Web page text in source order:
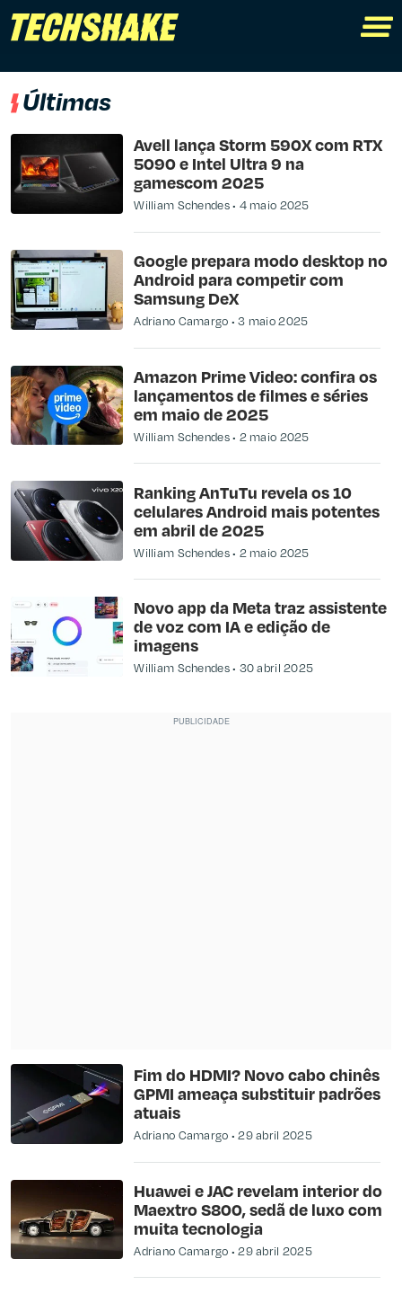
Últimas
Avell lança Storm 590X com RTX
5090 e Intel Ultra 9 na
gamescom 2025
William Schendes 4 maio 2025
Google prepara modo desktop no
Android para competir com
Samsung DeX
Adriano Camargo 3 maio 2025
Amazon Prime Video: confira os
lançamentos de filmes e séries
em maio de 2025
William Schendes 2 maio 2025
Ranking AnTuTu revela os 10
celulares Android mais potentes
em abril de 2025
William Schendes 2 maio 2025
Novo app da Meta traz assistente
de voz com IA e edição de
imagens
William Schendes 30 abril 2025
Fim do HDMI? Novo cabo chinês
GPMI ameaça substituir padrões
atuais
Adriano Camargo 29 abril 2025
Huawei e JAC revelam interior do
Maextro S800, sedã de luxo com
muita tecnologia
Adriano Camargo 29 abril 2025